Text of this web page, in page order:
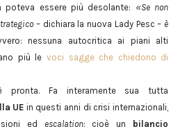
poteva essere più desolante: «Se non
– dichiara la nuova Lady Pesc –è
nessuna autocritica ai piani alti
più levoci sagge che chiedono di
pronta. Fa interamente sua tutta
UE in questi anni di crisi internazionali,
ed escalation: cioè un
bilancio